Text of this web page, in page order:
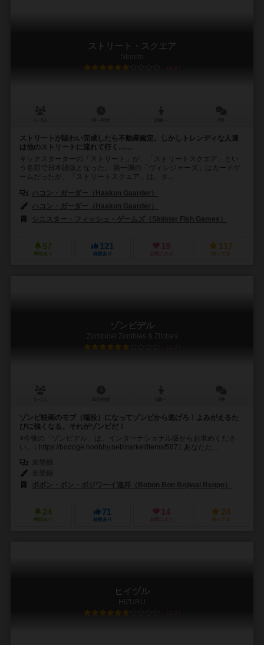
ストリート・スクエア
Streets
6.2
ストリートが賑わい完成したら不動産鑑定。しかしトレンディな人達
は他のストリートに流れて行く……
キックスターターの「ストリート」が、「ストリートスクエア」とい
う名前で日本語版となった。 第一弾の「ヴィレジャーズ」はカードゲ
ームだったが、「ストリートスクエア」は、タ...
ハコン・ガーダー（Haakon Gaarder）
ハコン・ガーダー（Haakon Gaarder）
シニスター・フィッシュ・ゲームズ（Sinister Fish Games）
57
興味あり
121
経験あり
19
お気に入り
117
持ってる
ゾンビデル
Zombidel Zombies & Zilches
6.2
ゾンビ映画のモブ（端役）になってゾンビから逃げろ！よみがえるた
びに強くなる。それがゾンビだ！
※今後の「ゾンビデル」は、インターナショナル版からお求めくださ
い。↓ https://bodoge.hoobby.net/market/items/5871 あなたた...
ボボン・ボン・ボジワーイ連邦（Bobon Bon Bojiwai Renpo）
24
興味あり
71
経験あり
14
お気に入り
24
持ってる
ヒイヅル
HIZURU
6.3